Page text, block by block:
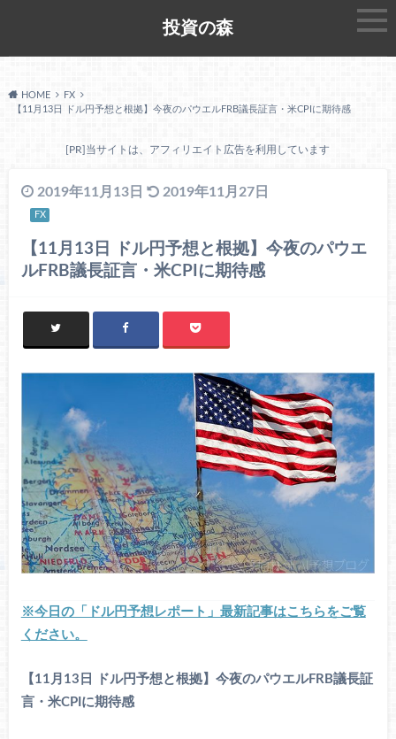
投資の森
HOME
FX
【11月13日 ドル円予想と根拠】今夜のパウエルFRB議長証言・米CPIに期待感
[PR]当サイトは、アフィリエイト広告を利用しています
2019年11月13日 2019年11月27日
FX
【11月13日 ドル円予想と根拠】今夜のパウエ
ルFRB議長証言・米CPIに期待感
※今日の「ドル円予想レポート」最新記事はこちらをご覧
ください。
【11月13日 ドル円予想と根拠】今夜のパウエルFRB議長証
言・米CPIに期待感